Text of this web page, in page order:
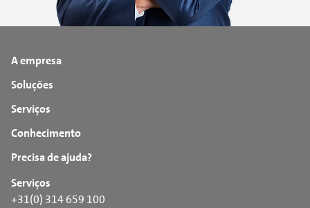
A empresa
Soluções
Serviços
Conhecimento
Precisa de ajuda?
Serviços
+31(0) 314 659 100